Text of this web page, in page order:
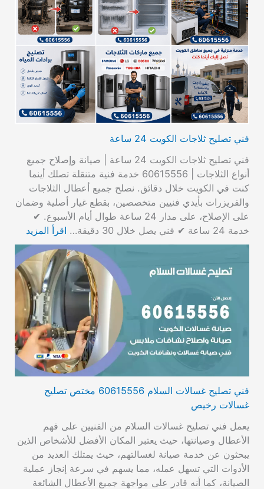
فني تصليح ثلاجات الكويت 24 ساعة
فني تصليح ثلاجات الكويت 24 ساعة | صيانة وإصلاح جميع
أنواع الثلاجات | 60615556 خدمة فنية متنقلة تصلك أينما
كنت في الكويت خلال دقائق. نصلح جميع أعطال الثلاجات
والفريزرات بأيدي فنيين متخصصين، بقطع غيار أصلية وضمان
على الإصلاح، على مدار 24 ساعة طوال أيام الأسبوع. ✔
خدمة 24 ساعة ✔ فني يصل خلال 30 دقيقة…
اقرأ المزيد
فني تصليح غسالات السلام 60615556 مختص تصليح
غسالات رخيص
يعمل فني تصليح غسالات السلام من الفنيين على فهم
الأعطال وصيانتها، حيث يعتبر المكان الأفضل للأشخاص الذين
يبحثون عن خدمة صيانة لغسالتهم، حيث يمتلك العديد من
الأدوات التي تسهل عمله، مما يسهم في سرعة إنجاز عملية
الصيانة، كما أنه قادر على مواجهة جميع الأعطال الشائعة